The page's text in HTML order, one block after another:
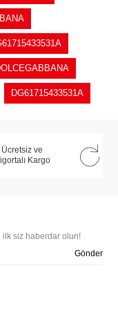
DG61715433531A
Ücretsiz ve
Kargo
ilk siz haberdar olun!
Gönder